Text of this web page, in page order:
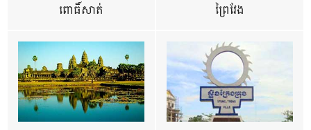
ពោធិ៍សាត់ ព្រៃវែង